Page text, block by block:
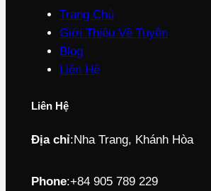
Trang Chủ
Giới Thiệu Về Tuyên
Blog
Liên Hệ
Liên Hệ
Địa chỉ:Nha Trang, Khánh Hòa
Phone:+84 905 789 229